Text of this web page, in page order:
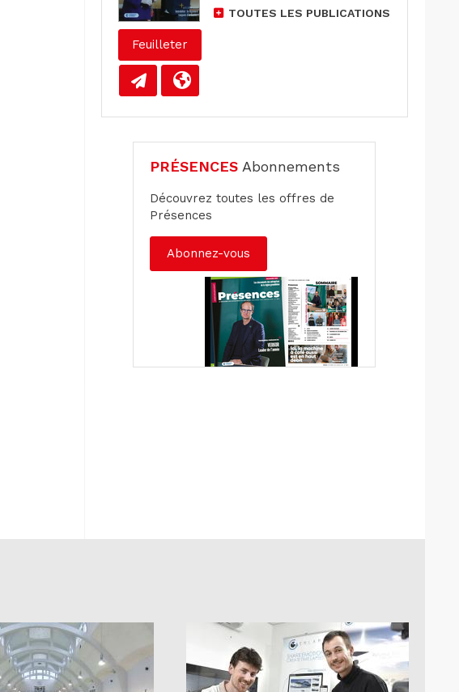
Feuilleter
TOUTES LES PUBLICATIONS
PRÉSENCES Abonnements
Découvrez toutes les offres de
Présences
Abonnez-vous